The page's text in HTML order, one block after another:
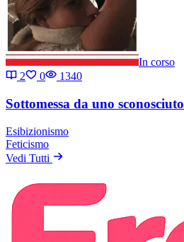
In corso
2
0 1340
Sottomessa da uno sconosciuto
Esibizionismo
Feticismo
Vedi Tutti